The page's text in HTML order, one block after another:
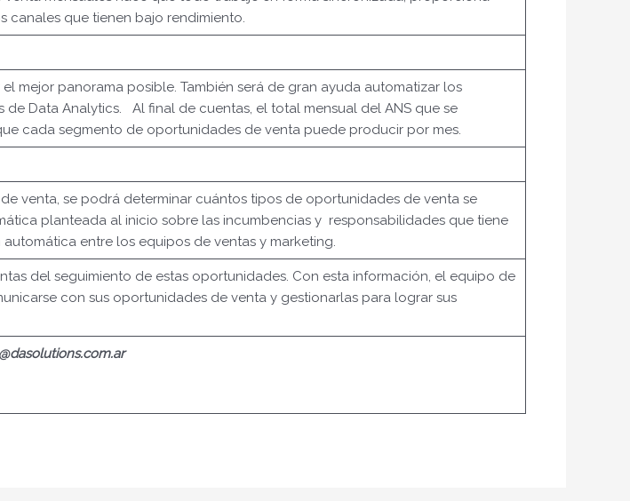
canales que tienen bajo rendimiento.
mejor panorama posible. También será de gran ayuda automatizar los
Data Analytics. Al final de cuentas, el total mensual del ANS que se
cada segmento de oportunidades de venta puede producir por mes.
venta, se podrá determinar cuántos tipos de oportunidades de venta se
planteada al inicio sobre las incumbencias y responsabilidades que tiene
entre los equipos de ventas y marketing.
del seguimiento de estas oportunidades. Con esta información, el equipo de
con sus oportunidades de venta y gestionarlas para lograr sus